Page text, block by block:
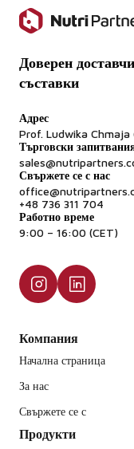
Доверен
съставки
Адрес
Prof. Ludwika
Търговски
Свържете се с нас
+48 736 311 704
Работно време
9:00 – 16:00 (CET)
Компания
Начална страница
За нас
Свържете се с
Продукти